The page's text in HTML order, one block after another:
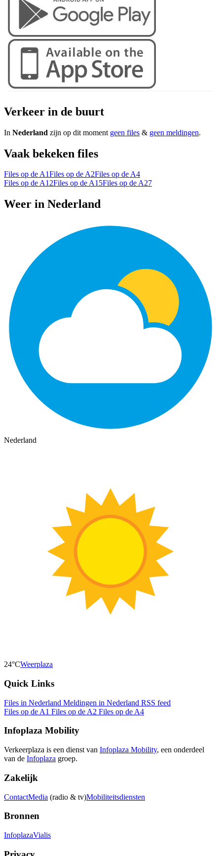
Verkeer in de buurt
In Nederland zijn op dit moment geen files & geen meldingen.
Vaak bekeken files
Files op de A1Files op de A2Files op de A4
Files op de A12Files op de A15Files op de A27
Weer in Nederland
Nederland
24°CWeerplaza
Quick Links
Files in Nederland Meldingen in Nederland RSS feed
Files op de A1 Files op de A2 Files op de A4
Infoplaza Mobility
Verkeerplaza is een dienst van Infoplaza Mobility, een onderdeel
van de Infoplaza groep.
Zakelijk
ContactMedia (radio & tv)Mobiliteitsdiensten
Bronnen
InfoplazaVialis